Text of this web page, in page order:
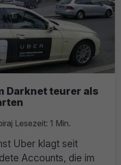
Darknet teurer als
Lesezeit: 1 Min.
Uber klagt seit
Accounts, die im